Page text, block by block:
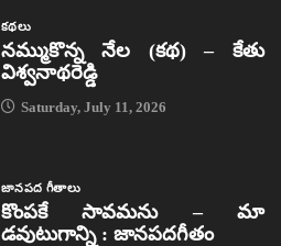
కథలు
నమ్ముకొన్న నేల (కథ) – కేతు
విశ్వనాథరెడ్డి
Saturday, July 11, 2026
జానపద గీతాలు
కొంపకే సావమను – మా
డవుటుగాన్ని : జానపదగీతం